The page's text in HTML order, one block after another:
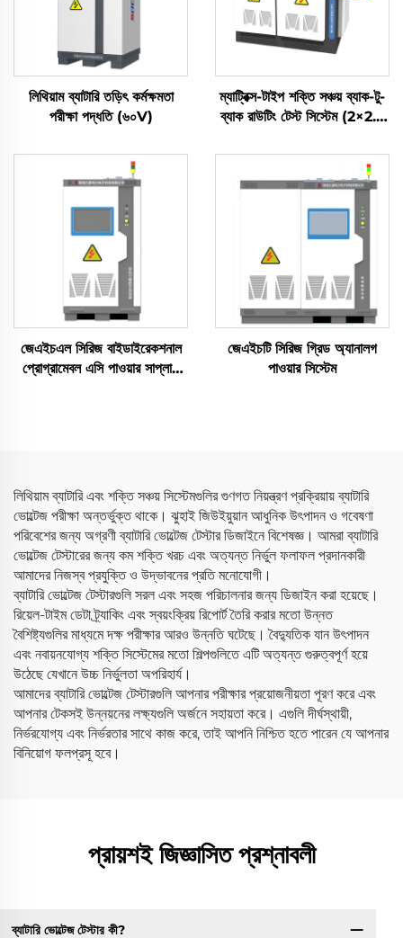
লিথিয়াম ব্যাটারি তড়িৎ কর্মক্ষমতা
পরীক্ষা পদ্ধতি (৬০V)
ম্যাট্রিক্স-টাইপ শক্তি সঞ্চয় ব্যাক-টু-
ব্যাক রাউটিং টেস্ট সিস্টেম (2×2.5
জেএইচএল সিরিজ বাইডাইরেকশনাল
প্রোগ্রামেবল এসি পাওয়ার সাপ্লাই
জেএইচটি সিরিজ গ্রিড অ্যানালগ
পাওয়ার সিস্টেম
লিথিয়াম ব্যাটারি এবং শক্তি সঞ্চয় সিস্টেমগুলির গুণগত নিয়ন্ত্রণ প্রক্রিয়ায় ব্যাটারি
ভোল্টেজ পরীক্ষা অন্তর্ভুক্ত থাকে। ঝুহাই জিউইয়ুয়ান আধুনিক উৎপাদন ও গবেষণা
পরিবেশের জন্য অগ্রণী ব্যাটারি ভোল্টেজ টেস্টার ডিজাইনে বিশেষজ্ঞ। আমরা ব্যাটারি
ভোল্টেজ টেস্টারের জন্য কম শক্তি খরচ এবং অত্যন্ত নির্ভুল ফলাফল প্রদানকারী
আমাদের নিজস্ব প্রযুক্তি ও উদ্ভাবনের প্রতি মনোযোগী।
ব্যাটারি ভোল্টেজ টেস্টারগুলি সরল এবং সহজ পরিচালনার জন্য ডিজাইন করা হয়েছে।
রিয়েল-টাইম ডেটা ট্র্যাকিং এবং স্বয়ংক্রিয় রিপোর্ট তৈরি করার মতো উন্নত
বৈশিষ্ট্যগুলির মাধ্যমে দক্ষ পরীক্ষার আরও উন্নতি ঘটেছে। বৈদ্যুতিক যান উৎপাদন
এবং নবায়নযোগ্য শক্তি সিস্টেমের মতো শিল্পগুলিতে এটি অত্যন্ত গুরুত্বপূর্ণ হয়ে
উঠেছে যেখানে উচ্চ নির্ভুলতা অপরিহার্য।
আমাদের ব্যাটারি ভোল্টেজ টেস্টারগুলি আপনার পরীক্ষার প্রয়োজনীয়তা পূরণ করে এবং
আপনার টেকসই উন্নয়নের লক্ষ্যগুলি অর্জনে সহায়তা করে। এগুলি দীর্ঘস্থায়ী,
নির্ভরযোগ্য এবং নির্ভরতার সাথে কাজ করে, তাই আপনি নিশ্চিত হতে পারেন যে আপনার
বিনিয়োগ ফলপ্রসূ হবে।
প্রায়শই জিজ্ঞাসিত প্রশ্নাবলী
ব্যাটারি ভোল্টেজ টেস্টার কী?